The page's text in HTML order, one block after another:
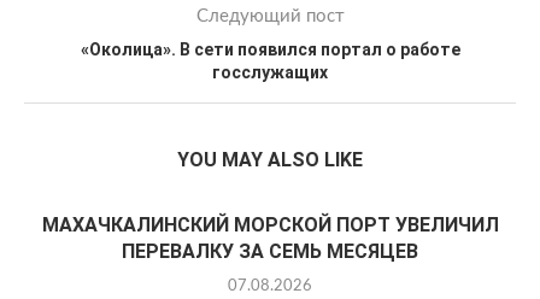
Следующий пост
«Околица». В сети появился портал о работе
госслужащих
YOU MAY ALSO LIKE
МАХАЧКАЛИНСКИЙ МОРСКОЙ ПОРТ УВЕЛИЧИЛ
ПЕРЕВАЛКУ ЗА СЕМЬ МЕСЯЦЕВ
07.08.2026